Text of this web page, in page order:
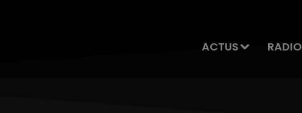
ACTUS RADIO